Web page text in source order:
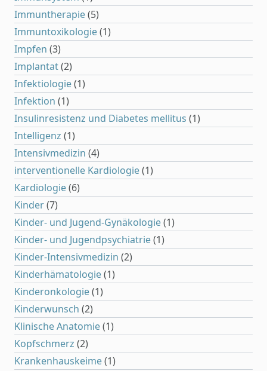
Immuntherapie(5)
Immuntoxikologie(1)
Impfen (3)
Implantat(2)
Infektiologie(1)
Infektion (1)
Insulinresistenz und Diabetes mellitus (1)
Intelligenz (1)
Intensivmedizin (4)
interventionelle Kardiologie(1)
Kardiologie(6)
Kinder(7)
Kinder- und Jugend-Gynäkologie(1)
Kinder- und Jugendpsychiatrie(1)
Kinder-Intensivmedizin (2)
Kinderhämatologie(1)
Kinderonkologie(1)
Kinderwunsch (2)
Klinische Anatomie(1)
Kopfschmerz (2)
Krankenhauskeime(1)